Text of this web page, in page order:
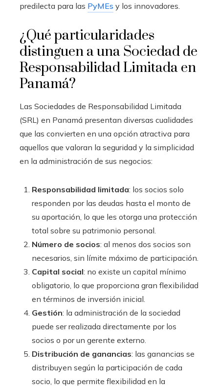
predilecta para las PyMEs y los innovadores.
¿Qué particularidades
distinguen a una Sociedad de
Responsabilidad Limitada en
Panamá?
Las Sociedades de Responsabilidad Limitada
(SRL) en Panamá presentan diversas cualidades
que las convierten en una opción atractiva para
aquellos que valoran la seguridad y la simplicidad
en la administración de sus negocios:
Responsabilidad limitada: los socios solo
responden por las deudas hasta el monto de
su aportación, lo que les otorga una protección
total sobre su patrimonio personal.
Número de socios: al menos dos socios son
necesarios, sin límite máximo de participación.
Capital social: no existe un capital mínimo
obligatorio, lo que proporciona gran flexibilidad
en términos de inversión inicial.
Gestión: la administración de la sociedad
puede ser realizada directamente por los
socios o por un gerente externo.
Distribución de ganancias: las ganancias se
distribuyen según la participación de cada
socio, lo que permite flexibilidad en la